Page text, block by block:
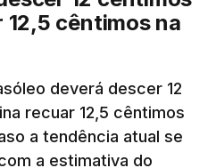
cêntimos na
deverá descer 12
recuar 12,5 cêntimos
a tendência atual se
a estimativa do